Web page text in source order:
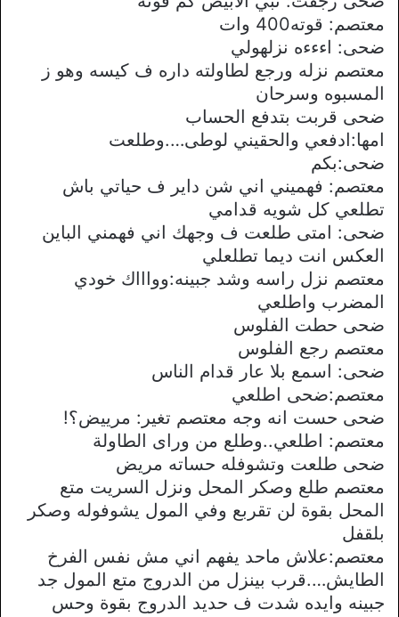
معتصم: قوته400 وات
ضحى: اءءءه نزلهولي
معتصم نزله ورجع لطاولته داره ف كيسه وهو ز
المسبوه وسرحان
ضحى قربت بتدفع الحساب
امها:ادفعي والحقيني لوطى….وطلعت
ضحى:بكم
معتصم: فهميني اني شن داير ف حياتي باش
تطلعي كل شويه قدامي
ضحى: امتى طلعت ف وجهك اني فهمني الباين
العكس انت ديما تطلعلي
معتصم نزل راسه وشد جبينه:وواااك خودي
المضرب واطلعي
ضحى حطت الفلوس
معتصم رجع الفلوس
ضحى: اسمع بلا عار قدام الناس
معتصم:ضحى اطلعي
ضحى حست انه وجه معتصم تغير: مرييض؟!
معتصم: اطلعي..وطلع من وراى الطاولة
ضحى طلعت وتشوفله حساته مريض
معتصم طلع وصكر المحل ونزل السريت متع
المحل بقوة لن تقربع وفي المول يشوفوله وصكر
بلقفل
معتصم:علاش ماحد يفهم اني مش نفس الفرخ
الطايش….قرب بينزل من الدروج متع المول جد
جبينه وايده شدت ف حديد الدروج بقوة وحس